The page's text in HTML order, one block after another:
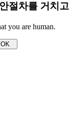
절차를 거치
you are human.